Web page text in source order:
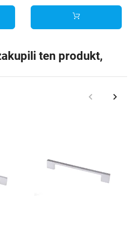
ten produkt,
Poprzedni
keyboard_arrow_left keyboard_arrow_right